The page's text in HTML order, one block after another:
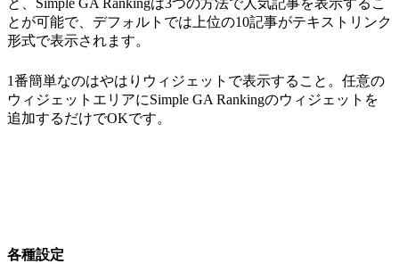
と、Simple GA Rankingは3つの方法で人気記事を表示するこ
とが可能で、デフォルトでは上位の10記事がテキストリンク
形式で表示されます。
1番簡単なのはやはりウィジェットで表示すること。任意の
ウィジェットエリアにSimple GA Rankingのウィジェットを
追加するだけでOKです。
各種設定